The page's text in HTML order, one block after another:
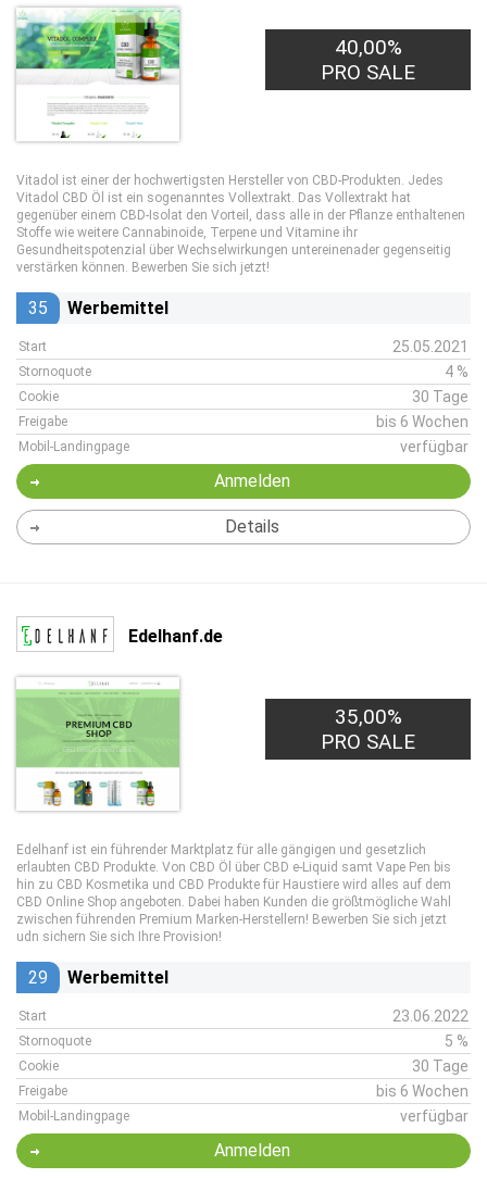
40,00%
PRO SALE
Vitadol ist einer der hochwertigsten Hersteller von CBD-Produkten. Jedes
Vitadol CBD Öl ist ein sogenanntes Vollextrakt. Das Vollextrakt hat
gegenüber einem CBD-Isolat den Vorteil, dass alle in der Pflanze enthaltenen
Stoffe wie weitere Cannabinoide, Terpene und Vitamine ihr
Gesundheitspotenzial über Wechselwirkungen untereinenader gegenseitig
verstärken können. Bewerben Sie sich jetzt!
35 Werbemittel
Start 25.05.2021
Stornoquote 4 %
Cookie 30 Tage
Freigabe bis 6 Wochen
Mobil-Landingpage verfügbar
Anmelden
Details
Edelhanf.de
35,00%
PRO SALE
Edelhanf ist ein führender Marktplatz für alle gängigen und gesetzlich
erlaubten CBD Produkte. Von CBD Öl über CBD e-Liquid samt Vape Pen bis
hin zu CBD Kosmetika und CBD Produkte für Haustiere wird alles auf dem
CBD Online Shop angeboten. Dabei haben Kunden die größtmögliche Wahl
zwischen führenden Premium Marken-Herstellern! Bewerben Sie sich jetzt
udn sichern Sie sich Ihre Provision!
29 Werbemittel
Start 23.06.2022
Stornoquote 5 %
Cookie 30 Tage
Freigabe bis 6 Wochen
Mobil-Landingpage verfügbar
Anmelden